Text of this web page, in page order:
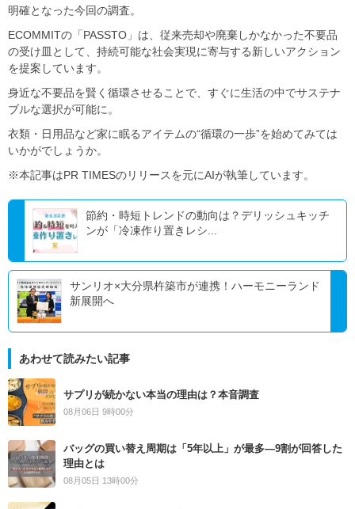
明確となった今回の調査。
ECOMMITの「PASSTO」は、従来売却や廃棄しかなかった不要品
の受け皿として、持続可能な社会実現に寄与する新しいアクション
を提案しています。
身近な不要品を賢く循環させることで、すぐに生活の中でサステナ
ブルな選択が可能に。
衣類・日用品など家に眠るアイテムの“循環の一歩”を始めてみては
いかがでしょうか。
※本記事はPR TIMESのリリースを元にAIが執筆しています。
節約・時短トレンドの動向は？デリッシュキッチ
ンが「冷凍作り置きレシ...
サンリオ×大分県杵築市が連携！ハーモニーランド
新展開へ
あわせて読みたい記事
サプリが続かない本当の理由は？本音調査
08月06日 9時00分
バッグの買い替え周期は「5年以上」が最多―9割が回答した
理由とは
08月05日 13時00分